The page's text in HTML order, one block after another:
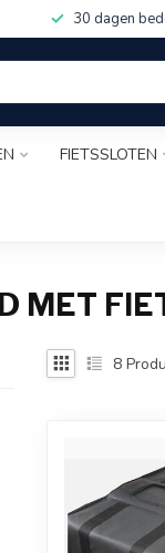
30 dagen
FIETSSLOTEN
MET
8